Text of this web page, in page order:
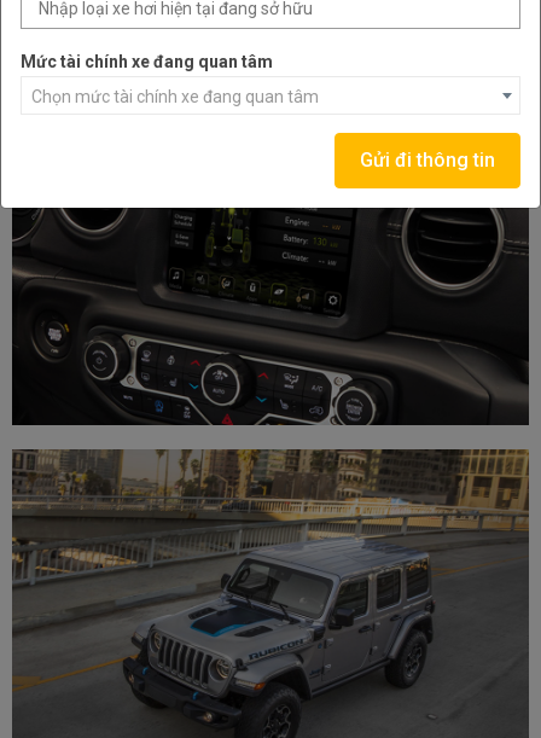
Mức tài chính xe đang quan tâm
Chọn mức tài chính xe đang quan tâm
Gửi đi thông tin